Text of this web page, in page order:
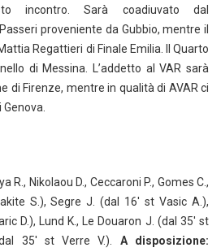
incontro. Sarà coadiuvato dal
proveniente da Gubbio, mentre il
Regattieri di Finale Emilia. Il Quarto
di Messina. L’addetto al VAR sarà
di Firenze, mentre in qualità di AVAR ci
R., Nikolaou D., Ceccaroni P., Gomes C.,
S.), Segre J. (dal 16′ st Vasic A.),
D.), Lund K., Le Douaron J. (dal 35′ st
35′ st Verre V.). A disposizione: